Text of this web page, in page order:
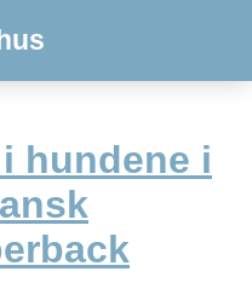
hundene i